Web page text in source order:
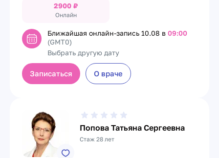
2900 ₽
Онлайн
Ближайшая онлайн-запись 10.08 в 09:00
(GMT0)
Выбрать другую дату
Записаться О враче
Попова Татьяна Сергеевна
Стаж 28 лет